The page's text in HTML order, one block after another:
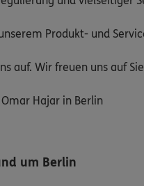
Produkt- und
auf. Wir freuen uns auf
Hajar in Berlin
um Berlin